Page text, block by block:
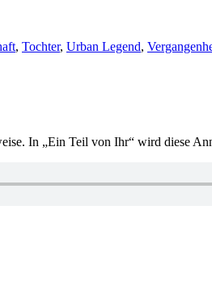
, Tochter, Urban Legend,
In „Ein Teil von Ihr“ wird diese